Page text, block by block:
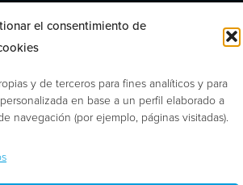
el consentimiento de
y de terceros para fines analíticos y para
en base a un perfil elaborado a
navegación (por ejemplo, páginas visitadas).